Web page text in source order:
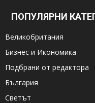
ПОПУЛЯРНИ
Великобритания
Бизнес и Икономика
Подбрани от редактора
България
Светът